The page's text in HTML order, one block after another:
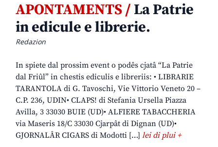
APONTAMENTS /La Patrie
in edicule e librerie.
Redazion
In spiete dal prossim event o podês cjatâ “La Patrie
dal Friûl” in chestis ediculis e libreriis: • LIBRARIE
TARANTOLA di G. Tavoschi, Vie Vittorio Veneto 20 –
C.P. 236, UDIN• CLAPS! di Stefania Ursella Piazza
Avilla, 3 33030 BUIE (UD)• ALFIERE TABACCHERIA
via Maseris 18/C 33030 Cjarpât di Dignan (UD)•
GJORNALÂR CIGARS di Modotti […] lei di plui +